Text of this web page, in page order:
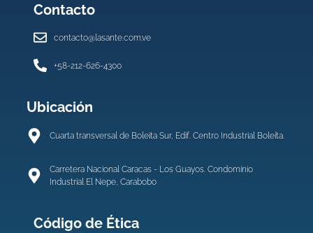
Contacto
contacto@lasante.com.ve
+58-212-626-4300
Ubicación
Cuarta transversal de Boleita Sur, Edif. Centro Industrial Boleíta.
Carretera Nacional Caracas - Los Guayos. Condominio
Industrial El Nepe, Carabobo
Código de Ética